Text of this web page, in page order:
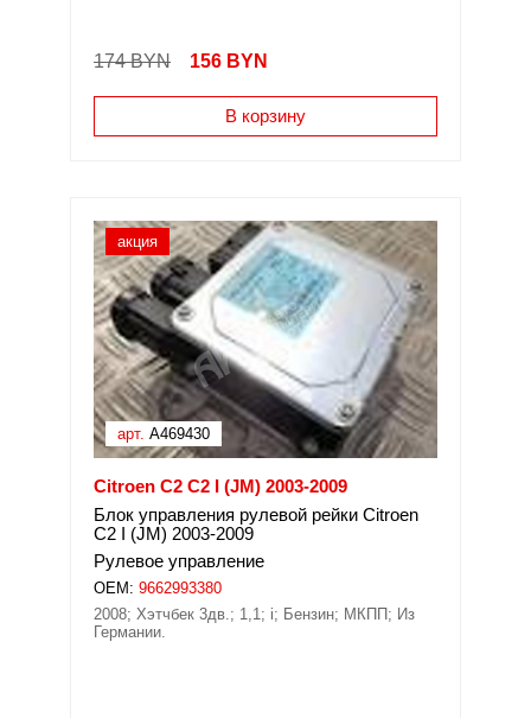
174 BYN 156 BYN
В корзину
акция
арт. A469430
Citroen C2 C2 I (JM) 2003-2009
Блок управления рулевой рейки Citroen
C2 I (JM) 2003-2009
Рулевое управление
OEM: 9662993380
2008; Хэтчбек 3дв.; 1,1; i; Бензин; МКПП; Из
Германии.